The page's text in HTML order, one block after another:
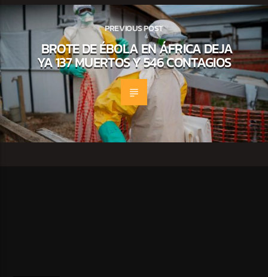
PREVIOUS POST
BROTE DE ÉBOLA EN ÁFRICA DEJA
YA 137 MUERTOS Y 546 CONTAGIOS